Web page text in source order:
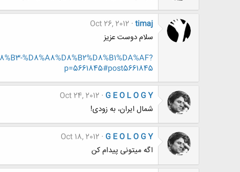
timaj
Oct 26, 2012
سلام دوست عزیز
%D8%A8%D8%B2%D8%B1%DA%AF?
p=5661845#post5661845
G E O L O G Y
Oct 24, 2012
شمال ایران، به زودی!
G E O L O G Y
Oct 18, 2012
اگه میتونی پیدام کن